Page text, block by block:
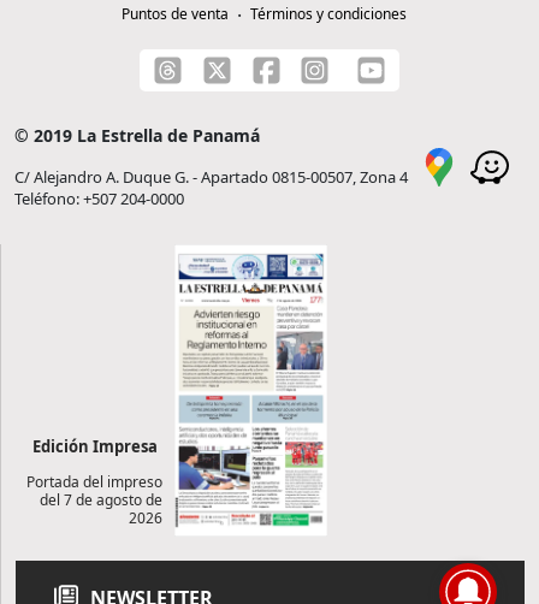
Puntos de venta
Términos y condiciones
© 2019 La Estrella de Panamá
C/ Alejandro A. Duque G. - Apartado 0815-00507, Zona 4
Teléfono: +507 204-0000
Edición Impresa
Portada del impreso
del 7 de agosto de
2026
NEWSLETTER